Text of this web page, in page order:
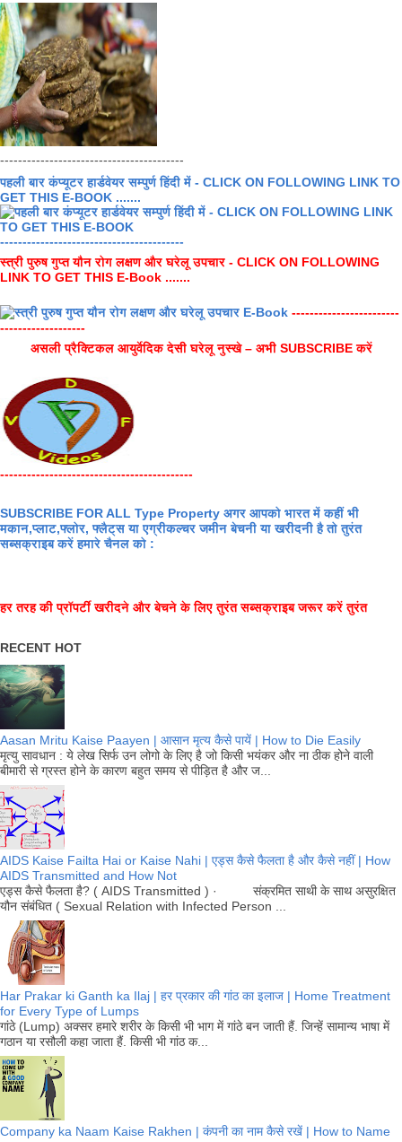
-----------------------------------------
पहली बार कंप्यूटर हार्डवेयर सम्पुर्ण हिंदी में - CLICK ON FOLLOWING LINK TO
GET THIS E-BOOK .......
-----------------------------------------
स्त्री पुरुष गुप्त यौन रोग लक्षण और घरेलू उपचार - CLICK ON FOLLOWING
LINK TO GET THIS E-Book .......
------------------------
-------------------
असली प्रैक्टिकल आयुर्वेदिक देसी घरेलू नुस्खे – अभी SUBSCRIBE करें
-------------------------------------------
SUBSCRIBE FOR ALL Type Property अगर आपको भारत में कहीं भी
मकान,प्लाट,फ्लोर, फ्लैट्स या एग्रीकल्चर जमीन बेचनी या खरीदनी है तो तुरंत
सब्सक्राइब करें हमारे चैनल को :
हर तरह की प्रॉपर्टी खरीदने और बेचने के लिए तुरंत सब्सक्राइब जरूर करें तुरंत
RECENT HOT
Aasan Mritu Kaise Paayen | आसान मृत्य कैसे पायें | How to Die Easily
मृत्यु सावधान : ये लेख सिर्फ उन लोगो के लिए है जो किसी भयंकर और ना ठीक होने वाली
बीमारी से ग्रस्त होने के कारण बहुत समय से पीड़ित है और ज...
AIDS Kaise Failta Hai or Kaise Nahi | एड्स कैसे फैलता है और कैसे नहीं | How
AIDS Transmitted and How Not
एड्स कैसे फैलता है? ( AIDS Transmitted ) · संक्रमित साथी के साथ असुरक्षित
यौन संबंधित ( Sexual Relation with Infected Person ...
Har Prakar ki Ganth ka Ilaj | हर प्रकार की गांठ का इलाज | Home Treatment
for Every Type of Lumps
गांठे (Lump) अक्सर हमारे शरीर के किसी भी भाग में गांठे बन जाती हैं. जिन्हें सामान्य भाषा में
गठान या रसौली कहा जाता हैं. किसी भी गांठ क...
Company ka Naam Kaise Rakhen | कंपनी का नाम कैसे रखें | How to Name